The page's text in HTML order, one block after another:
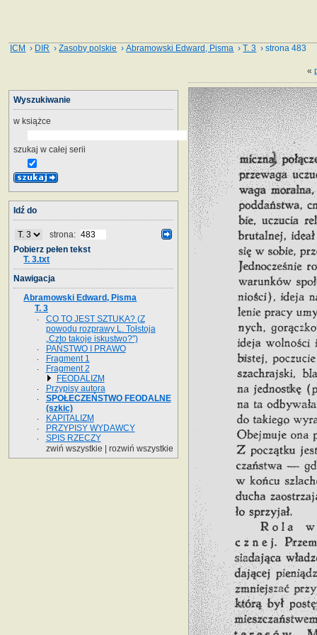
ICM › DIR ›Zasoby polskie ›Abramowski Edward, Pisma ›T. 3 › strona 483
«
Wyszukiwanie
w książce
szukaj w całej serii
Idź do
strona:
Pobierz pełen tekst
T. 3.txt
Nawigacja
Abramowski Edward, Pisma
T. 3
CO TO JEST SZTUKA? (Z
powodu rozprawy L. Tołstoja
„Czto takoje iskustwo?")
PAŃSTWO I PRAWO
Fragment 1
Fragment 2
FEODALIZM
Przypisy autora
SPOŁECZEŃSTWO FEODALNE
(szkic)
KAPITALIZM
PRZYPISY WYDAWCY
SPIS RZECZY
zwiń wszystkie
rozwiń wszystkie